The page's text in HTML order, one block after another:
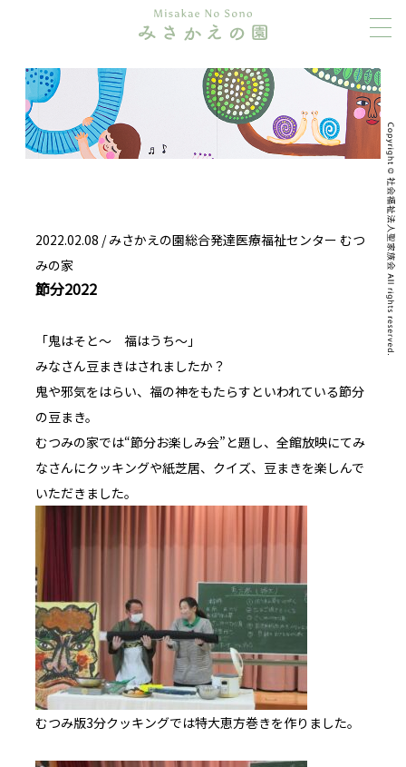
2022.02.08 /みさかえの園総合発達医療福祉センター むつ
みの家
節分2022
「鬼はそと～ 福はうち～」
みなさん豆まきはされましたか？
鬼や邪気をはらい、福の神をもたらすといわれている節分
の豆まき。
むつみの家では“節分お楽しみ会”と題し、全館放映にてみ
なさんにクッキングや紙芝居、クイズ、豆まきを楽しんで
いただきました。
むつみ版3分クッキングでは特大恵方巻きを作りました。